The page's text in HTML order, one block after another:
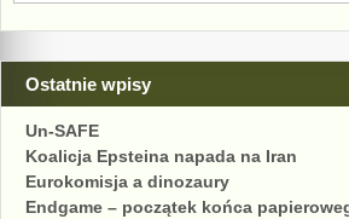
Ostatnie wpisy
Un-SAFE
Koalicja Epsteina napada na Iran
Eurokomisja a dinozaury
Endgame – początek końca